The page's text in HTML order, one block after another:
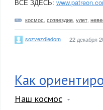
ВСЁ ЗДЕСЬ:
космос созвездие улет
sozvezdiedom 22 декабря
Как
Наш космос